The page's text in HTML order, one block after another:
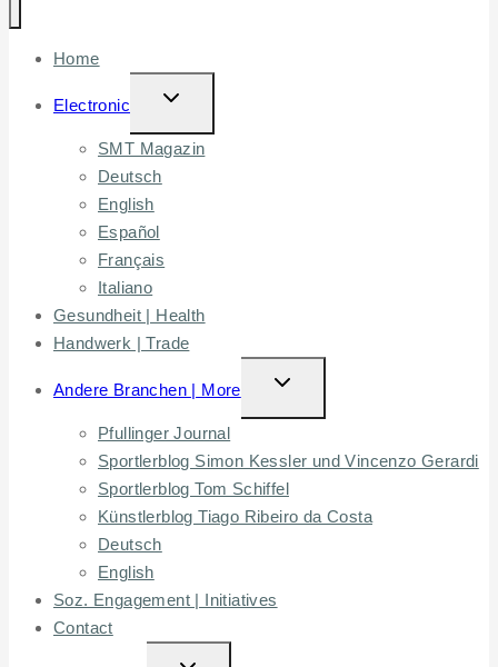
Home
Electronic
TOGGLE
CHILD
MENU
SMT Magazin
Deutsch
English
Español
Français
Italiano
Gesundheit | Health
Handwerk | Trade
Andere Branchen | More
TOGGLE
CHILD
Pfullinger Journal
Sportlerblog Simon Kessler und Vincenzo Gerardi
Sportlerblog Tom Schiffel
Künstlerblog Tiago Ribeiro da Costa
Deutsch
English
Soz. Engagement | Initiatives
Contact